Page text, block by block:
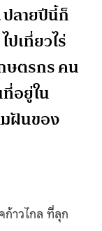
ปลายปีนี้ก็
ปเที่ยวไร่
ษตรกร คน
อยู่ใน
ฝันของ
ก้าวไกล ที่ลุก